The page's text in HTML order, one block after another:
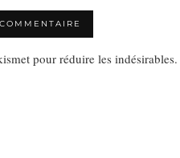
pour réduire les indésirables.